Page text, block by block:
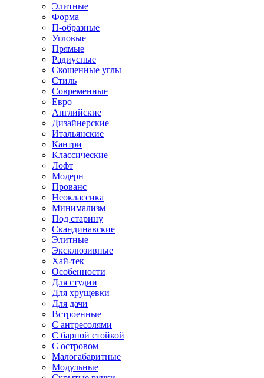
Элитные
Форма
П-образные
Угловые
Прямые
Радиусные
Скошенные углы
Стиль
Современные
Евро
Английские
Дизайнерские
Итальянские
Кантри
Классические
Лофт
Модерн
Прованс
Неоклассика
Минимализм
Под старину
Скандинавские
Элитные
Эксклюзивные
Хай-тек
Особенности
Для студии
Для хрущевки
Для дачи
Встроенные
С антресолями
С барной стойкой
С островом
Малогабаритные
Модульные